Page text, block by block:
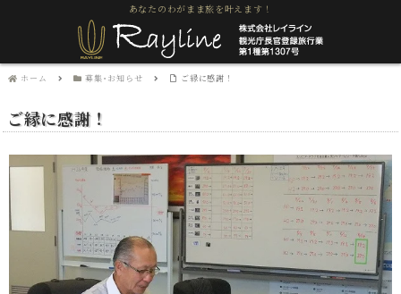
あなたのわがまま旅を叶えます！
ホーム 募集･お知らせ ご縁に感謝！
ご縁に感謝！